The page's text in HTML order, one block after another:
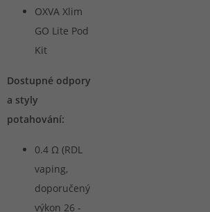
OXVA Xlim
GO Lite Pod
Kit
Dostupné odpory
a styly
potahování:
0.4 Ω (RDL
vaping,
doporučený
výkon 26 -